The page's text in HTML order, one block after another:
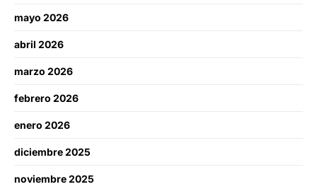
mayo 2026
abril 2026
marzo 2026
febrero 2026
enero 2026
diciembre 2025
noviembre 2025